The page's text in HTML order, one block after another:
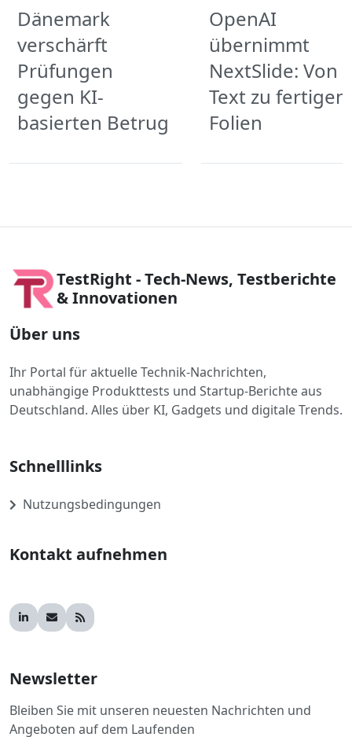
Dänemark
verschärft
Prüfungen
gegen KI-
basierten Betrug
OpenAI
übernimmt
NextSlide: Von
Text zu fertigen
Folien
TestRight - Tech-News, Testberichte
& Innovationen
Über uns
Ihr Portal für aktuelle Technik-Nachrichten,
unabhängige Produkttests und Startup-Berichte aus
Deutschland. Alles über KI, Gadgets und digitale Trends.
Schnelllinks
Nutzungsbedingungen
Kontakt aufnehmen
Newsletter
Bleiben Sie mit unseren neuesten Nachrichten und
Angeboten auf dem Laufenden